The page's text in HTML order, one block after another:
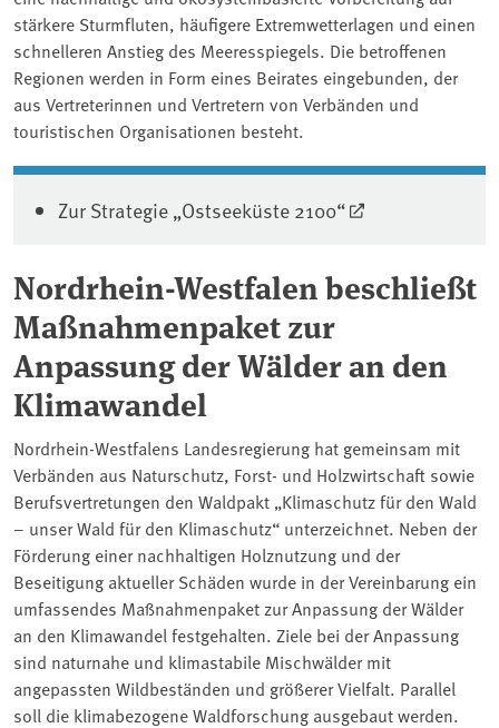
stärkere Sturmfluten, häufigere Extremwetterlagen und einen
schnelleren Anstieg des Meeresspiegels. Die betroffenen
Regionen werden in Form eines Beirates eingebunden, der
aus Vertreterinnen und Vertretern von Verbänden und
touristischen Organisationen besteht.
Zur Strategie „Ostseeküste 2100“
Nordrhein-Westfalen beschließt
Maßnahmenpaket zur
Anpassung der Wälder an den
Klimawandel
Nordrhein-Westfalens Landesregierung hat gemeinsam mit
Verbänden aus Naturschutz, Forst- und Holzwirtschaft sowie
Berufsvertretungen den Waldpakt „Klimaschutz für den Wald
– unser Wald für den Klimaschutz“ unterzeichnet. Neben der
Förderung einer nachhaltigen Holznutzung und der
Beseitigung aktueller Schäden wurde in der Vereinbarung ein
umfassendes Maßnahmenpaket zur Anpassung der Wälder
an den Klimawandel festgehalten. Ziele bei der Anpassung
sind naturnahe und klimastabile Mischwälder mit
angepassten Wildbeständen und größerer Vielfalt. Parallel
soll die klimabezogene Waldforschung ausgebaut werden.